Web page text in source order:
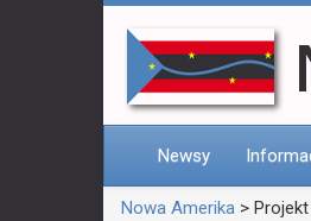
Newsy
Nowa Amerika > Projekt